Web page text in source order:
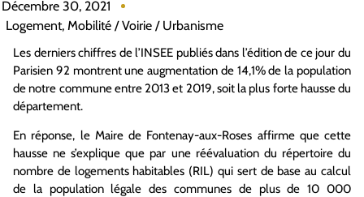
Décembre 30, 2021
Logement, Mobilité / Voirie / Urbanisme
Les derniers chiffres de l’INSEE publiés dans l’édition de ce jour du
Parisien 92 montrent une augmentation de 14,1% de la population
de notre commune entre 2013 et 2019, soit la plus forte hausse du
département.
En réponse, le Maire de Fontenay-aux-Roses affirme que cette
hausse ne s’explique que par une réévaluation du répertoire du
nombre de logements habitables (RIL) qui sert de base au calcul
de la population légale des communes de plus de 10 000